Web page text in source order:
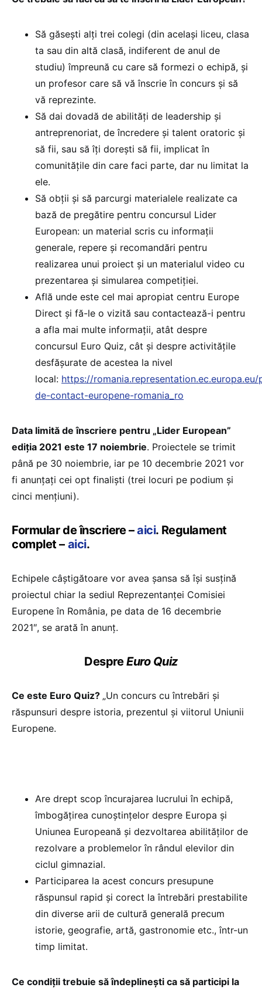
Să găsești alți trei colegi (din același liceu, clasa
ta sau din altă clasă, indiferent de anul de
studiu) împreună cu care să formezi o echipă, și
un profesor care să vă înscrie în concurs și să
vă reprezinte.
Să dai dovadă de abilități de leadership și
antreprenoriat, de încredere și talent oratoric și
să fii, sau să îți dorești să fii, implicat în
comunitățile din care faci parte, dar nu limitat la
ele.
Să obții și să parcurgi materialele realizate ca
bază de pregătire pentru concursul Lider
European: un material scris cu informații
generale, repere și recomandări pentru
realizarea unui proiect și un materialul video cu
prezentarea și simularea competiției.
Află unde este cel mai apropiat centru Europe
Direct și fă-le o vizită sau contactează-i pentru
a afla mai multe informații, atât despre
concursul Euro Quiz, cât și despre activitățile
desfășurate de acestea la nivel
local: https://
de-contact-europene-romania_ro
Data limită de înscriere pentru „Lider European”
ediția 2021 este 17 noiembrie. Proiectele se trimit
până pe 30 noiembrie, iar pe 10 decembrie 2021 vor
fi anunțați cei opt finaliști (trei locuri pe podium și
cinci mențiuni).
Formular de înscriere –aici. Regulament
complet – aici.
Echipele câștigătoare vor avea șansa să își susțină
proiectul chiar la sediul Reprezentanței Comisiei
Europene în România, pe data de 16 decembrie
2021″, se arată în anunț.
DespreEuro Quiz
Ce este Euro Quiz? „Un concurs cu întrebări și
răspunsuri despre istoria, prezentul și viitorul Uniunii
Europene.
Are drept scop încurajarea lucrului în echipă,
îmbogățirea cunoștințelor despre Europa și
Uniunea Europeană și dezvoltarea abilităților de
rezolvare a problemelor în rândul elevilor din
ciclul gimnazial.
Participarea la acest concurs presupune
răspunsul rapid și corect la întrebări prestabilite
din diverse arii de cultură generală precum
istorie, geografie, artă, gastronomie etc., într-un
timp limitat.
Ce condiții trebuie să îndeplinești ca să participi la